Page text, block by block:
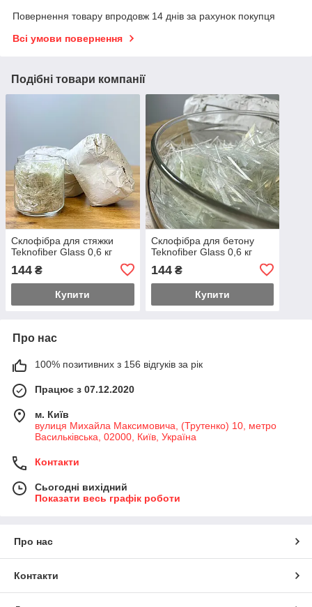
Повернення товару впродовж 14 днів за рахунок покупця
Всі умови повернення
Подібні товари компанії
Склофібра для стяжки
Teknofiber Glass 0,6 кг
144 ₴
Купити
Склофібра для бетону
Teknofiber Glass 0,6 кг
144₴
Купити
Про нас
100% позитивних з 156 відгуків за рік
Працює з 07.12.2020
м. Київ
вулиця Михайла Максимовича, (Трутенко) 10, метро
Васильківська, 02000, Київ, Україна
Контакти
Сьогодні вихідний
Показати весь графік роботи
Про нас
Контакти